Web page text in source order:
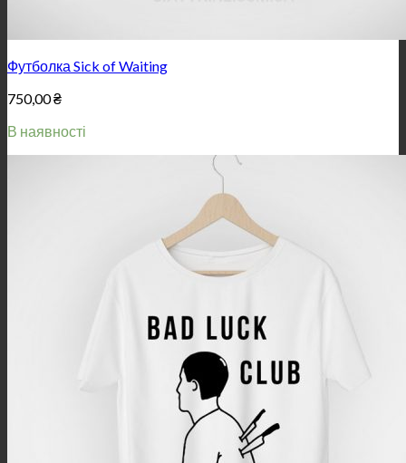
Футболка Sick of Waiting
750,00₴
В наявності